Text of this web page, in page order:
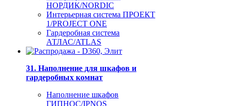
НОРДИК/NORDIC
Интерьерная система ПРОЕКТ
1/PROJECT ONE
Гардеробная система
АТЛАС/ATLAS
31. Наполнение для шкафов и
гардеробных комнат
Наполнение шкафов
ГИПНОС/IPNOS